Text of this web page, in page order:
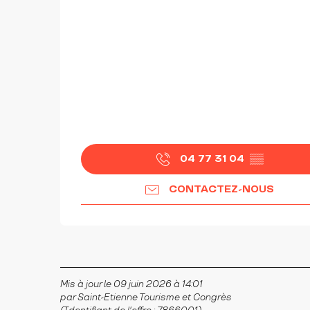
04 77 31 04 ▒▒
CONTACTEZ-NOUS
Mis à jour le 09 juin 2026 à 14:01
par Saint-Etienne Tourisme et Congrès